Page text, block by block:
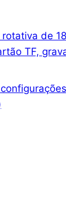
de
TF,